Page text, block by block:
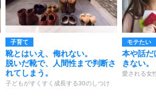
子育て
靴とはいえ、侮れない。
脱いだ靴で、人間性まで判断さ
れてしまう。
子どもがすくすく成長する30のしつけ
モテたい
本や話だ
きない。
愛される女